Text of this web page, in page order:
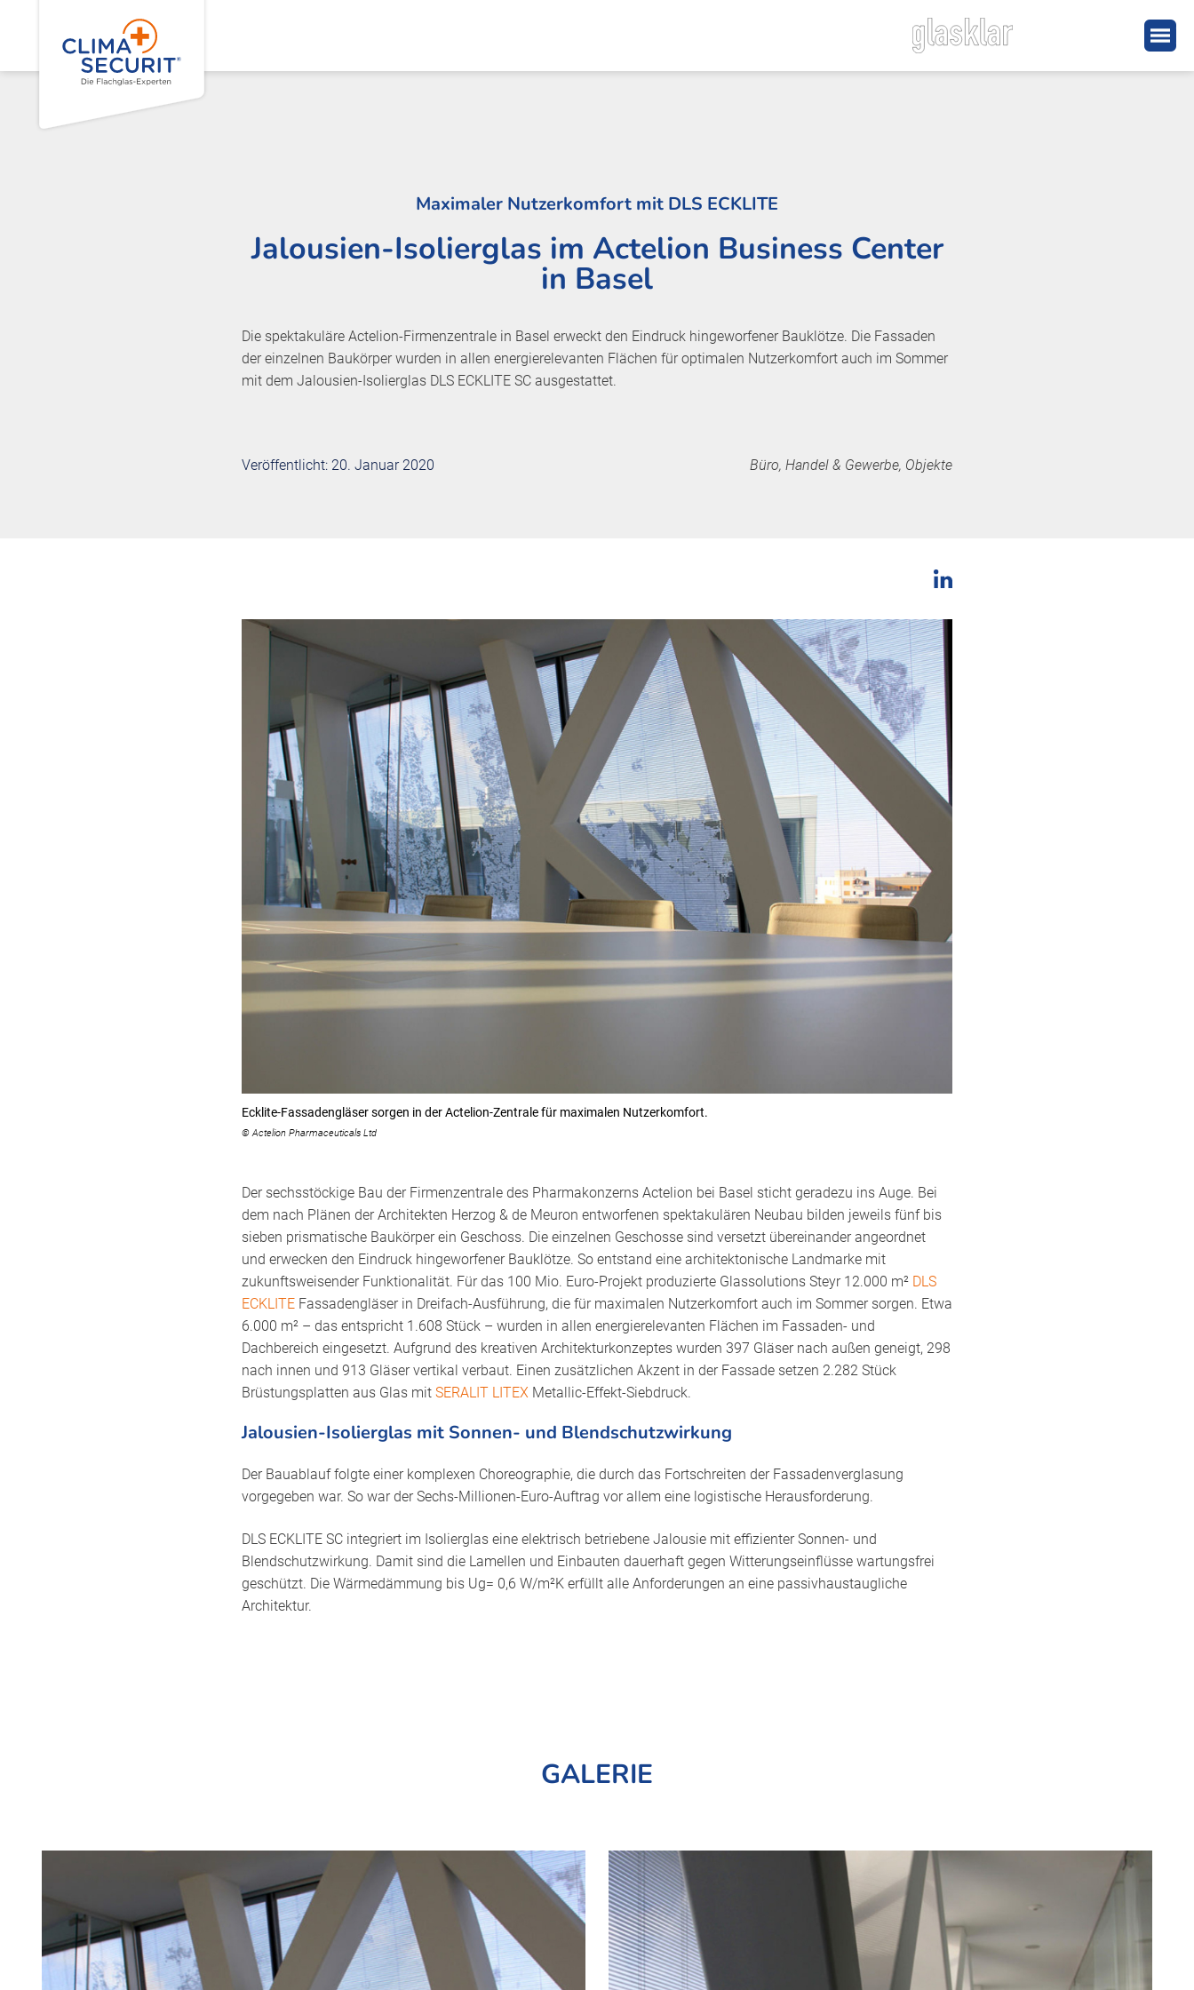
Maximaler Nutzerkomfort mit DLS ECKLITE
Jalousien-Isolierglas im Actelion Business Center
in Basel
Die spektakuläre Actelion-Firmenzentrale in Basel erweckt den Eindruck hingeworfener Bauklötze. Die Fassaden
der einzelnen Baukörper wurden in allen energierelevanten Flächen für optimalen Nutzerkomfort auch im Sommer
mit dem Jalousien-Isolierglas DLS ECKLITE SC ausgestattet.
Veröffentlicht: 20. Januar 2020 Büro, Handel & Gewerbe, Objekte
Ecklite-Fassadengläser sorgen in der Actelion-Zentrale für maximalen Nutzerkomfort.
© Actelion Pharmaceuticals Ltd
Der sechsstöckige Bau der Firmenzentrale des Pharmakonzerns Actelion bei Basel sticht geradezu ins Auge. Bei
dem nach Plänen der Architekten Herzog & de Meuron entworfenen spektakulären Neubau bilden jeweils fünf bis
sieben prismatische Baukörper ein Geschoss. Die einzelnen Geschosse sind versetzt übereinander angeordnet
und erwecken den Eindruck hingeworfener Bauklötze. So entstand eine architektonische Landmarke mit
zukunftsweisender Funktionalität. Für das 100 Mio. Euro-Projekt produzierte Glassolutions Steyr 12.000 m² DLS
ECKLITE Fassadengläser in Dreifach-Ausführung, die für maximalen Nutzerkomfort auch im Sommer sorgen. Etwa
6.000 m² – das entspricht 1.608 Stück – wurden in allen energierelevanten Flächen im Fassaden- und
Dachbereich eingesetzt. Aufgrund des kreativen Architekturkonzeptes wurden 397 Gläser nach außen geneigt, 298
nach innen und 913 Gläser vertikal verbaut. Einen zusätzlichen Akzent in der Fassade setzen 2.282 Stück
Brüstungsplatten aus Glas mit SERALIT LITEX Metallic-Effekt-Siebdruck.
Jalousien-Isolierglas mit Sonnen- und Blendschutzwirkung
Der Bauablauf folgte einer komplexen Choreographie, die durch das Fortschreiten der Fassadenverglasung
vorgegeben war. So war der Sechs-Millionen-Euro-Auftrag vor allem eine logistische Herausforderung.
DLS ECKLITE SC integriert im Isolierglas eine elektrisch betriebene Jalousie mit effizienter Sonnen- und
Blendschutzwirkung. Damit sind die Lamellen und Einbauten dauerhaft gegen Witterungseinflüsse wartungsfrei
geschützt. Die Wärmedämmung bis Ug= 0,6 W/m²K erfüllt alle Anforderungen an eine passivhaustaugliche
Architektur.
GALERIE